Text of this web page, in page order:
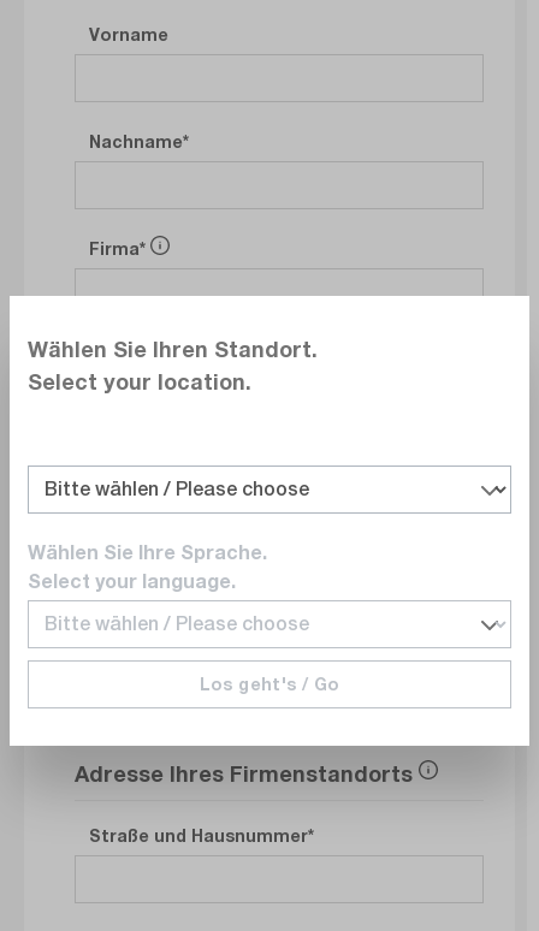
Vorname
Nachname
Firma
Abteilung
E-Mail
Telefonnummer
Adresse Ihres Firmenstandorts
Straße und Hausnummer
Wählen Sie Ihren Standort.
Select your location.
Wählen Sie Ihre Sprache.
Select your language.
Los geht's / Go